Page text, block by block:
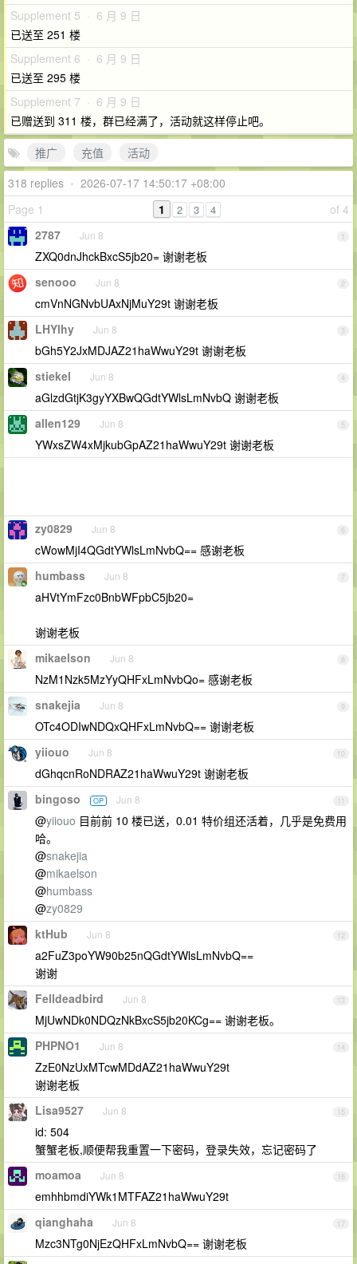
Supplement 5 · 6 月 9 日
已送至 251 楼
Supplement 6 · 6 月 9 日
已送至 295 楼
Supplement 7 · 6 月 9 日
已赠送到 311 楼，群已经满了，活动就这样停止吧。
推广
充值
活动
318 replies • 2026-07-17 14:50:17 +08:00
Page 1
of 4
1 2 3 4
1
2787 Jun 8
ZXQ0dnJhckBxcS5jb20= 谢谢老板
2
senooo Jun 8
cmVnNGNvbUAxNjMuY29t 谢谢老板
3
LHYlhy Jun 8
bGh5Y2JxMDJAZ21haWwuY29t 谢谢老板
4
stiekel Jun 8
aGlzdGtjK3gyYXBwQGdtYWlsLmNvbQ 谢谢老板
5
allen129 Jun 8
YWxsZW4xMjkubGpAZ21haWwuY29t 谢谢老板
6
zy0829 Jun 8
cWowMjI4QGdtYWlsLmNvbQ== 感谢老板
7
humbass Jun 8
aHVtYmFzc0BnbWFpbC5jb20=
谢谢老板
8
mikaelson Jun 8
NzM1Nzk5MzYyQHFxLmNvbQo= 感谢老板
9
snakejia Jun 8
OTc4ODIwNDQxQHFxLmNvbQ== 谢谢老板
10
yiiouo Jun 8
dGhqcnRoNDRAZ21haWwuY29t 谢谢老板
11
bingoso OP Jun 8
@yiiouo 目前前 10 楼已送，0.01 特价组还活着，几乎是免费用
哈。
@snakejia
@mikaelson
@humbass
@zy0829
12
ktHub Jun 8
a2FuZ3poYW90b25nQGdtYWlsLmNvbQ==
谢谢
13
Felldeadbird Jun 8
MjUwNDk0NDQzNkBxcS5jb20KCg== 谢谢老板。
14
PHPNO1 Jun 8
ZzE0NzUxMTcwMDdAZ21haWwuY29t
谢谢老板
15
Lisa9527 Jun 8
id: 504
蟹蟹老板,顺便帮我重置一下密码，登录失效，忘记密码了
16
moamoa Jun 8
emhhbmdiYWk1MTFAZ21haWwuY29t
17
qianghaha Jun 8
Mzc3NTg0NjEzQHFxLmNvbQ== 谢谢老板